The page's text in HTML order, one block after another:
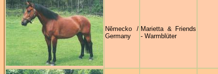
Německo /
Germany
Marietta & Friends
- Warmblüter